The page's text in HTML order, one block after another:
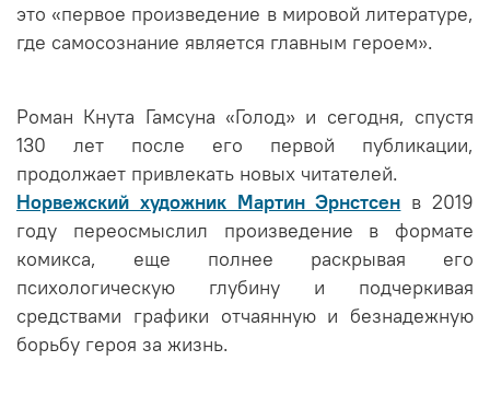
это «первое произведение в мировой литературе,
где самосознание является главным героем».
Роман Кнута Гамсуна «Голод» и сегодня, спустя
130 лет после его первой публикации,
продолжает привлекать новых читателей.
Норвежский художник Мартин Эрнстсен в 2019
году переосмыслил произведение в формате
комикса, еще полнее раскрывая его
психологическую глубину и подчеркивая
средствами графики отчаянную и безнадежную
борьбу героя за жизнь.